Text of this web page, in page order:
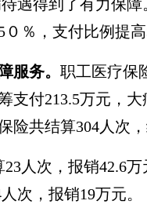
遇得到了有力保
％，支付比例提
服务。职工医疗保
支付213.5万元，
险共结算304人次
23人次，报销42.6
次，报销19万元。